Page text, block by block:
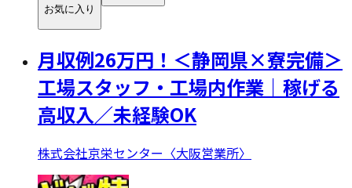
お気に入り
月収例26万円！＜静岡県×寮完備＞
工場スタッフ・工場内作業｜稼げる
高収入／未経験OK
株式会社京栄センター〈大阪営業所〉